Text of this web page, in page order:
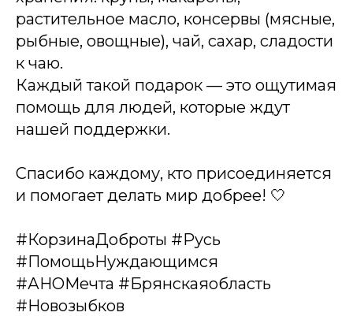
растительное масло, консервы (мясные,
рыбные, овощные), чай, сахар, сладости
к чаю.
Каждый такой подарок — это ощутимая
помощь для людей, которые ждут
нашей поддержки.
Спасибо каждому, кто присоединяется
и помогает делать мир добрее! 🤍
#КорзинаДоброты #Русь
#ПомощьНуждающимся
#АНОМечта #Брянскаяобласть
#Новозыбков